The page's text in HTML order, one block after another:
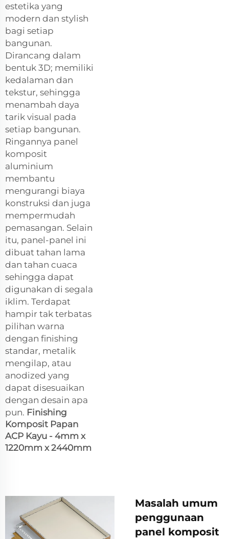
estetika yang
modern dan stylish
bagi setiap
bangunan.
Dirancang dalam
bentuk 3D; memiliki
kedalaman dan
tekstur, sehingga
menambah daya
tarik visual pada
setiap bangunan.
Ringannya panel
komposit
aluminium
membantu
mengurangi biaya
konstruksi dan juga
mempermudah
pemasangan. Selain
itu, panel-panel ini
dibuat tahan lama
dan tahan cuaca
sehingga dapat
digunakan di segala
iklim. Terdapat
hampir tak terbatas
pilihan warna
dengan finishing
standar, metalik
mengilap, atau
anodized yang
dapat disesuaikan
dengan desain apa
pun. Finishing
Komposit Papan
ACP Kayu - 4mm x
1220mm x 2440mm
Masalah umum
penggunaan
panel komposit